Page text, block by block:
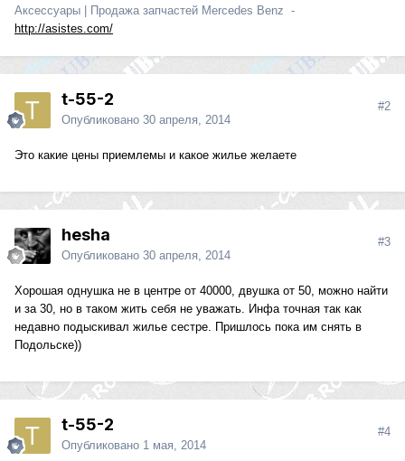
Аксессуары | Продажа запчастей Mercedes Benz -
http://asistes.com/
t-55-2
Опубликовано 30 апреля, 2014
#2
Это какие цены приемлемы и какое жилье желаете
hesha
Опубликовано 30 апреля, 2014
#3
Хорошая однушка не в центре от 40000, двушка от 50, можно найти
и за 30, но в таком жить себя не уважать. Инфа точная так как
недавно подыскивал жилье сестре. Пришлось пока им снять в
Подольске))
t-55-2
Опубликовано 1 мая, 2014
#4